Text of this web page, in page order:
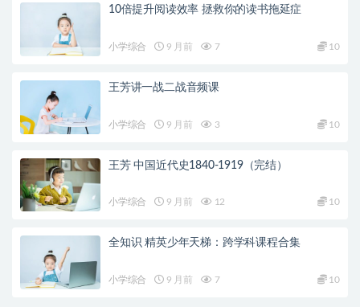
10倍提升阅读效率 拯救你的读书拖延症
小学综合 9 月前 7 10
王芳讲一战二战音频课
小学综合 9 月前 3 10
王芳 中国近代史1840-1919（完结）
小学综合 9 月前 12 10
全知识 精英少年天梯：跨学科课程合集
小学综合 9 月前 7 10